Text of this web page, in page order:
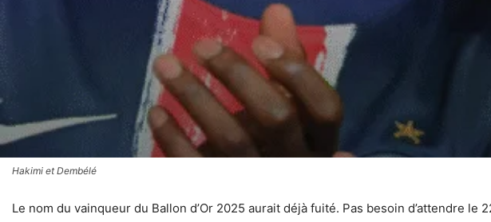
Hakimi et Dembélé
Le nom du vainqueur du Ballon d’Or 2025 aurait déjà fuité. Pas besoin d’attendre